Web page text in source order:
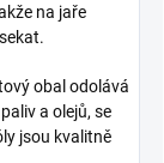
na jaře
obal odolává
a olejů, se
jsou kvalitně